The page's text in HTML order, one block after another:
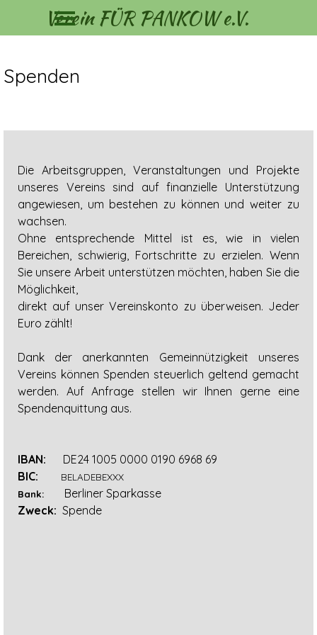
Menü überspringen
Verein FÜR PANKOW e.V.
Spenden
Die Arbeitsgruppen, Veranstaltungen und Projekte
unseres Vereins sind auf finanzielle Unterstützung
angewiesen, um bestehen zu können und weiter zu
wachsen.
Ohne entsprechende Mittel ist es, wie in vielen
Bereichen, schwierig, Fortschritte zu erzielen. Wenn
Sie unsere Arbeit unterstützen möchten, haben Sie die
Möglichkeit,
direkt auf unser Vereinskonto zu überweisen. Jeder
Euro zählt!
Dank der anerkannten Gemeinnützigkeit unseres
Vereins können Spenden steuerlich geltend gemacht
werden. Auf Anfrage stellen wir Ihnen gerne eine
Spendenquittung aus.
IBAN: DE24 1005 0000 0190 6968 69
BIC:
BELADEBEXXX
Bank:
Berliner Sparkasse
Zweck: Spende